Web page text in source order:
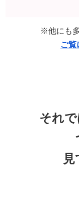
それ
自律神経失調